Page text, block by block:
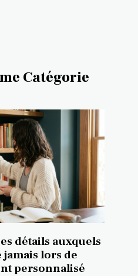
Catégorie
détails auxquels
jamais lors de
personnalisé